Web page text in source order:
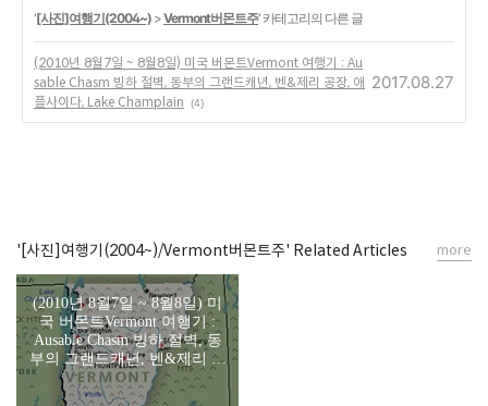
'[사진]여행기(2004~) >Vermont버몬트주' 카테고리의 다른 글
(2010년 8월7일 ~ 8월8일) 미국 버몬트Vermont 여행기 : Au
sable Chasm 빙하 절벽, 동부의 그랜드캐년, 벤&제리 공장, 애
플사이다, Lake Champlain
(4)
2017.08.27
'[사진]여행기(2004~)/Vermont버몬트주' Related Articles
(2010년 8월7일 ~ 8월8일) 미
국 버몬트Vermont 여행기 :
Ausable Chasm 빙하 절벽, 동
부의 그랜드캐년, 벤&제리 공
장, 애플사이다, Lake
Champlain
more